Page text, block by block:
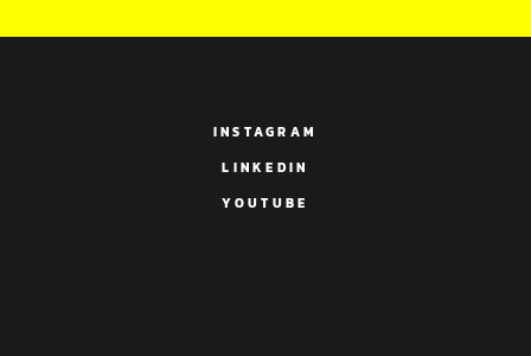
INSTAGRAM
LINKEDIN
YOUTUBE